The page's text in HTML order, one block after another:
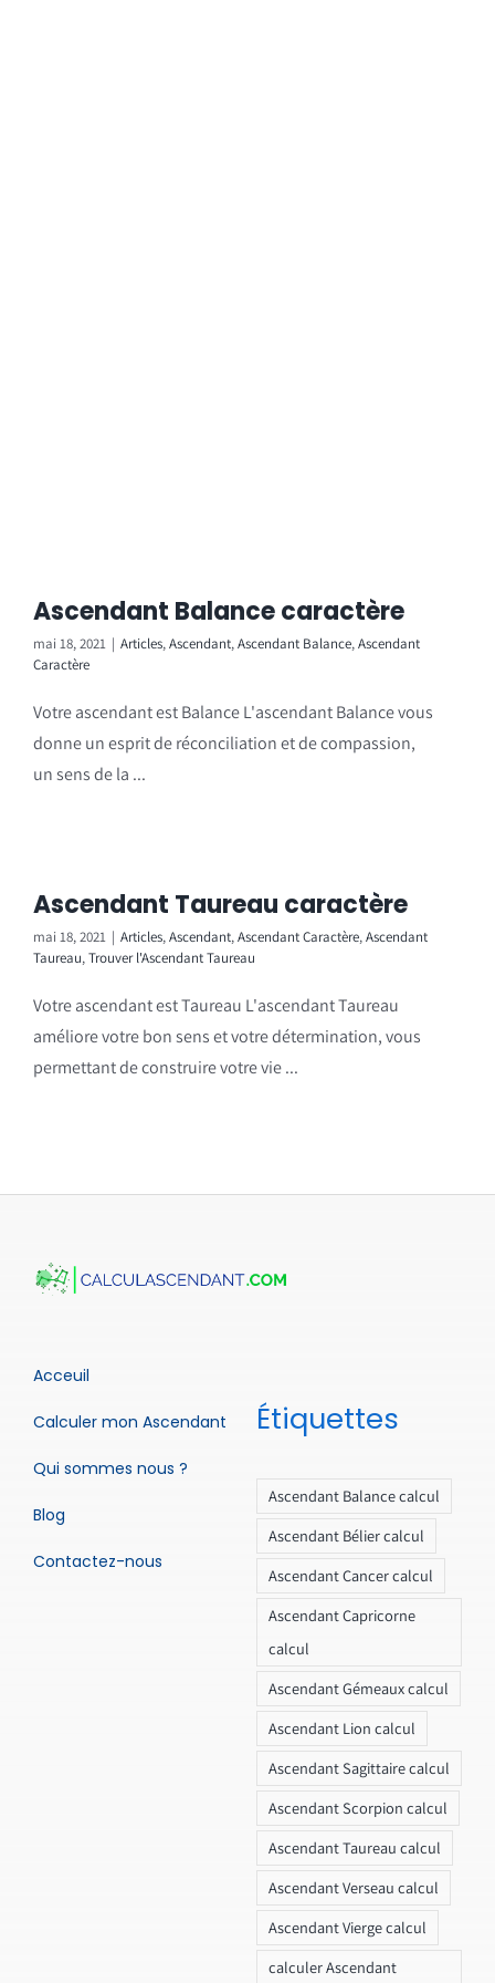
Ascendant Balance caractère
mai 18, 2021 | Articles,Ascendant,Ascendant Balance,Ascendant
Caractère
Votre ascendant est Balance L'ascendant Balance vous
donne un esprit de réconciliation et de compassion,
un sens de la ...
Ascendant Taureau caractère
mai 18, 2021 | Articles,Ascendant,Ascendant Caractère,Ascendant
Taureau,Trouver l'Ascendant Taureau
Votre ascendant est Taureau L'ascendant Taureau
améliore votre bon sens et votre détermination, vous
permettant de construire votre vie ...
Acceuil
Calculer mon Ascendant
Qui sommes nous ?
Blog
Contactez-nous
Étiquettes
Ascendant Balance calcul
Ascendant Bélier calcul
Ascendant Cancer calcul
Ascendant Capricorne
calcul
Ascendant Gémeaux calcul
Ascendant Lion calcul
Ascendant Sagittaire calcul
Ascendant Scorpion calcul
Ascendant Taureau calcul
Ascendant Verseau calcul
Ascendant Vierge calcul
calculer Ascendant